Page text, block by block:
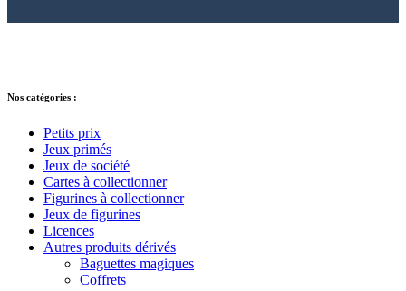
Nos catégories :
Petits prix
Jeux primés
Jeux de société
Cartes à collectionner
Figurines à collectionner
Jeux de figurines
Licences
Autres produits dérivés
Baguettes magiques
Coffrets